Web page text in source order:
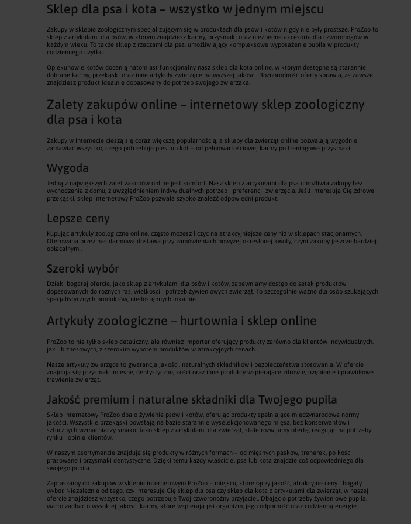
Sklep dla psa i kota – wszystko w jednym miejscu
Zakupy w sklepie zoologicznym specjalizującym się w produktach dla psów i kotów nigdy nie były prostsze. ProZoo to
sklep z artykułami dla psów, w którym znajdziesz karmy, przysmaki oraz niezbędne akcesoria dla czworonogów w
każdym wieku. To także sklep z rzeczami dla psa, umożliwiający kompleksowe wyposażenie pupila w produkty
codziennego użytku.
Opiekunowie kotów docenią natomiast funkcjonalny nasz sklep dla kota online, w którym dostępne są starannie
dobrane karmy, przekąski oraz inne artykuły zwierzęce najwyższej jakości. Różnorodność oferty sprawia, że zawsze
znajdziesz produkt idealnie dopasowany do potrzeb swojego zwierzaka.
Zalety zakupów online – internetowy sklep zoologiczny
dla psa i kota
Zakupy w Internecie cieszą się coraz większą popularnością, a sklepy dla zwierząt online pozwalają wygodnie
zamawiać wszystko, czego potrzebuje pies lub kot – od pełnowartościowej karmy po treningowe przysmaki.
Wygoda
Jedną z największych zalet zakupów online jest komfort. Nasz sklep z artykułami dla psa umożliwia zakupy bez
wychodzenia z domu, z uwzględnieniem indywidualnych potrzeb i preferencji zwierzęcia. Jeśli interesują Cię zdrowe
przekąski, sklep internetowy ProZoo pozwala szybko znaleźć odpowiedni produkt.
Lepsze ceny
Kupując artykuły zoologiczne online, często możesz liczyć na atrakcyjniejsze ceny niż w sklepach stacjonarnych.
Oferowana przez nas darmowa dostawa przy zamówieniach powyżej określonej kwoty, czyni zakupy jeszcze bardziej
opłacalnymi.
Szeroki wybór
Dzięki bogatej ofercie, jako sklep z artykułami dla psów i kotów, zapewniamy dostęp do setek produktów
dopasowanych do różnych ras, wielkości i potrzeb żywieniowych zwierząt. To szczególnie ważne dla osób szukających
specjalistycznych produktów, niedostępnych lokalnie.
Artykuły zoologiczne – hurtownia i sklep online
ProZoo to nie tylko sklep detaliczny, ale również importer oferujący produkty zarówno dla klientów indywidualnych,
jak i biznesowych, z szerokim wyborem produktów w atrakcyjnych cenach.
Nasze artykuły zwierzęce to gwarancja jakości, naturalnych składników i bezpieczeństwa stosowania. W ofercie
znajdują się przysmaki mięsne, dentystyczne, kości oraz inne produkty wspierające zdrowie, uzębienie i prawidłowe
trawienie zwierząt.
Jakość premium i naturalne składniki dla Twojego pupila
Sklep internetowy ProZoo dba o żywienie psów i kotów, oferując produkty spełniające międzynarodowe normy
jakości. Wszystkie przekąski powstają na bazie starannie wyselekcjonowanego mięsa, bez konserwantów i
sztucznych wzmacniaczy smaku. Jako sklep z artykułami dla zwierząt, stale rozwijamy ofertę, reagując na potrzeby
rynku i opinie klientów.
W naszym asortymencie znajdują się produkty w różnych formach – od mięsnych pasków, trenerek, po kości
prasowane i przysmaki dentystyczne. Dzięki temu każdy właściciel psa lub kota znajdzie coś odpowiedniego dla
swojego pupila.
Zapraszamy do zakupów w sklepie internetowym ProZoo – miejscu, które łączy jakość, atrakcyjne ceny i bogaty
wybór. Niezależnie od tego, czy interesuje Cię sklep dla psa czy sklep dla kota z artykułami dla zwierząt, w naszej
ofercie znajdziesz wszystko, czego potrzebuje Twój czworonożny przyjaciel. Dbając o potrzeby żywieniowe pupila,
warto zadbać o wysokiej jakości karmy, które wspierają psi organizm, jego odporność oraz codzienną energię.